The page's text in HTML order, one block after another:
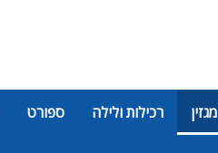
מגזין רכילות ולילה ספורט